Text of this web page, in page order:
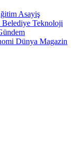
Asayiş
Belediye Teknoloji
Dünya Magazin